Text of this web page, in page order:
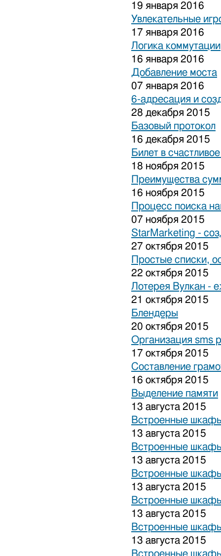
19 января 2016
Увлекательные
17 января 2016
Логика коммутации
16 января 2016
Добавление моста
07 января 2016
6-адресация и
28 декабря 2015
Базовый протокол
16 декабря 2015
Билет в
18 ноября 2015
Преимущества
16 ноября 2015
Процесс поиска
07 ноября 2015
StarMarketing -
27 октября 2015
Простые списки,
22 октября 2015
Лотерея Вулкан -
21 октября 2015
Блендеры
20 октября 2015
Организация sms
17 октября 2015
Составление
16 октября 2015
Выделение памяти
13 августа 2015
Встроенные
13 августа 2015
Встроенные
13 августа 2015
Встроенные
13 августа 2015
Встроенные
13 августа 2015
Встроенные
13 августа 2015
Встроенные